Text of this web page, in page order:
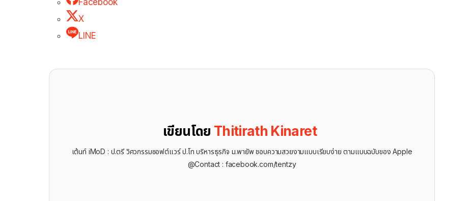
X
LINE
เขียนโดย Thitirath Kinaret
เต้นท์ iMoD : ป.ตรี วิศวกรรมซอฟต์แวร์ ป.โท บริหารธุรกิจ ม.พายัพ ชอบความสวยงามแบบเรียบง่าย ตามแบบฉบับของ Apple
@Contact : facebook.com/tentzy